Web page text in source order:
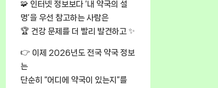
🧩 인터넷 정보보다 ‘내 약국의 설
명’을 우선 참고하는 사람은
🏆 건강 문제를 더 빨리 발견하고 ✨
👉 이제 2026년도 전국 약국 정보
는
단순히 “어디에 약국이 있는지”를